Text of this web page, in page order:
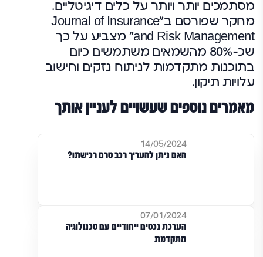
מסתמכים יותר ויותר על כלים דיגיטליים.
מחקר שפורסם ב"Journal of Insurance
and Risk Management" מצביע על כך
שכ-80% מהשמאים משתמשים כיום
בתוכנות מתקדמות לניתוח נזקים וחישוב
עלויות תיקון.
מאמרים נוספים שעשויים לעניין אותך
14/05/2024
האם ניתן להעריך רכב טרם רכישתו?
07/01/2024
הערכת נכסים ייחודיים עם טכנולוגיה
מתקדמת